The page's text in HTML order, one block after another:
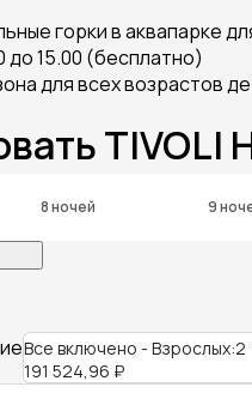
горки в аквапарке
до 15.00 (бесплатно)
для всех возрастов
TIVOLI
8 ночей 9
Все включено - Взрослых:2
191 524,96 ₽